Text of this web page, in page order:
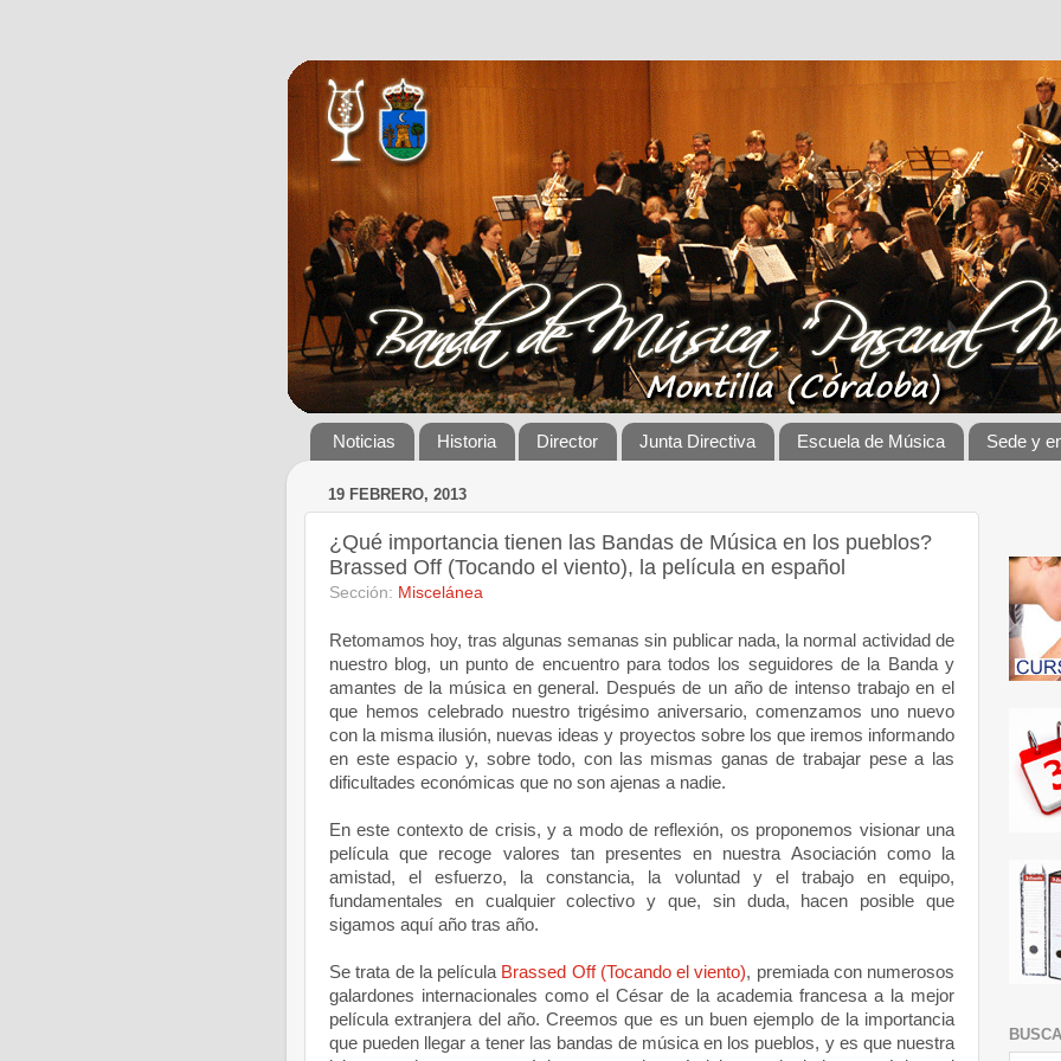
Noticias Historia Director Junta Directiva Escuela de Música Sede y
19 FEBRERO, 2013
¿Qué importancia tienen las Bandas de Música en los pueblos?
Brassed Off (Tocando el viento), la película en español
Sección: Miscelánea
Retomamos hoy, tras algunas semanas sin publicar nada, la normal actividad de
nuestro blog, un punto de encuentro para todos los seguidores de la Banda y
amantes de la música en general. Después de un año de intenso trabajo en el
que hemos celebrado nuestro trigésimo aniversario, comenzamos uno nuevo
con la misma ilusión, nuevas ideas y proyectos sobre los que iremos informando
en este espacio y, sobre todo, con las mismas ganas de trabajar pese a las
dificultades económicas que no son ajenas a nadie.
En este contexto de crisis, y a modo de reflexión, os proponemos visionar una
película que recoge valores tan presentes en nuestra Asociación como la
amistad, el esfuerzo, la constancia, la voluntad y el trabajo en equipo,
fundamentales en cualquier colectivo y que, sin duda, hacen posible que
sigamos aquí año tras año.
Se trata de la película Brassed Off (Tocando el viento), premiada con numerosos
galardones internacionales como el César de la academia francesa a la mejor
película extranjera del año. Creemos que es un buen ejemplo de la importancia
que pueden llegar a tener las bandas de música en los pueblos, y es que nuestra